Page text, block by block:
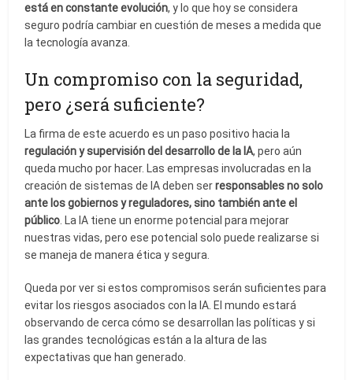
está en constante evolución, y lo que hoy se considera
seguro podría cambiar en cuestión de meses a medida que
la tecnología avanza.
Un compromiso con la seguridad,
pero ¿será suficiente?
La firma de este acuerdo es un paso positivo hacia la
regulación y supervisión del desarrollo de la IA, pero aún
queda mucho por hacer. Las empresas involucradas en la
creación de sistemas de IA deben serresponsables no solo
ante los gobiernos y reguladores, sino también ante el
público . La IA tiene un enorme potencial para mejorar
nuestras vidas, pero ese potencial solo puede realizarse si
se maneja de manera ética y segura.
Queda por ver si estos compromisos serán suficientes para
evitar los riesgos asociados con la IA. El mundo estará
observando de cerca cómo se desarrollan las políticas y si
las grandes tecnológicas están a la altura de las
expectativas que han generado.